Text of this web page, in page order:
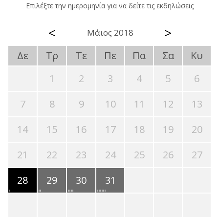
Επιλέξτε την ημερομηνία για να δείτε τις εκδηλώσεις
< Μάιος 2018 >
Δε Τρ Τε Πε Πα Σα
Κυ
1
2 3 4 5
6
7
8 9 10 11 12
13
14
15 16 17 18 19
20
21
22 23 24 25 26
27
28
29 30 31